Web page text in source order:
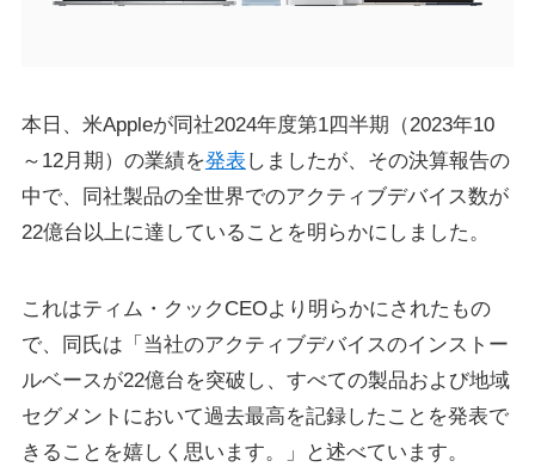
本日、米Appleが同社2024年度第1四半期（2023年10
～12月期）の業績を発表 しましたが、その決算報告の
中で、同社製品の全世界でのアクティブデバイス数が
22億台以上に達していることを明らかにしました。
これはティム・クックCEOより明らかにされたもの
で、同氏は「当社のアクティブデバイスのインストー
ルベースが22億台を突破し、すべての製品および地域
セグメントにおいて過去最高を記録したことを発表で
きることを嬉しく思います。」と述べています。